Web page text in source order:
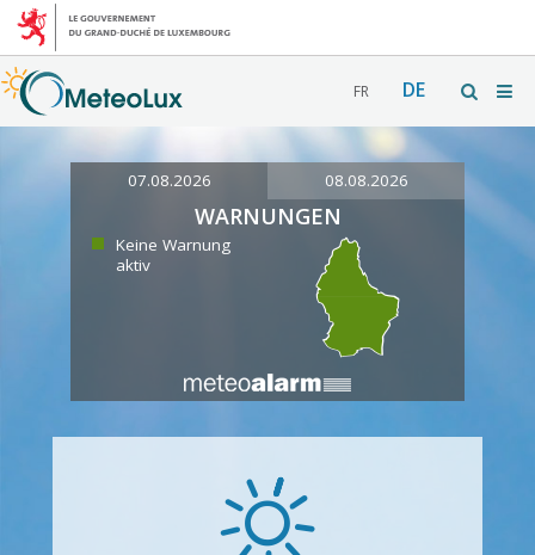
FR DE
07.08.2026 08.08.2026
WARNUNGEN
Keine Warnung
aktiv